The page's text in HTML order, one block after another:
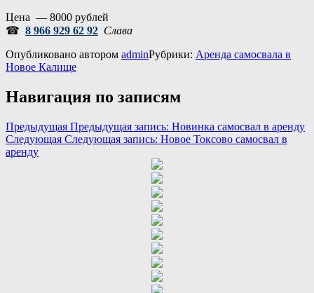
Цена — 8000 рублей
☎ 8 966 929 62 92 Слава
Опубликовано автором adminРубрики: Аренда самосвала в
Новое Калище
Навигация по записям
Предыдущая Предыдущая запись: Новинка самосвал в аренду
Следующая Следующая запись: Новое Токсово самосвал в
аренду